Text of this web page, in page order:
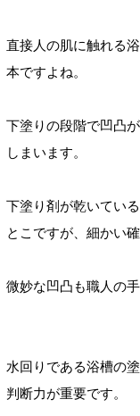
直接人の肌に触れる浴
本ですよね。
下塗りの段階で凹凸
しまいます。
下塗り剤が乾いてい
とこですが、細かい
微妙な凹凸も職人の
水回りである浴槽の
判断力が重要です。